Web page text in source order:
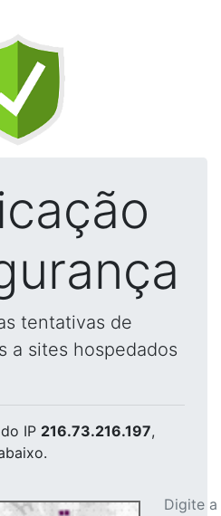
tentativas de
a sites hospedados
do IP 216.73.216.197,
Digite